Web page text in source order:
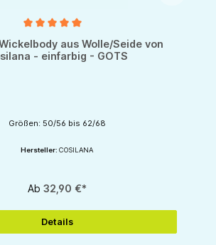
Bewertung von 5 von 5 Sternen
aus Wolle/Seide von
- einfarbig - GOTS
Größen: 50/56 bis 62/68
Hersteller: COSILANA
Ab 32,90 €*
Details